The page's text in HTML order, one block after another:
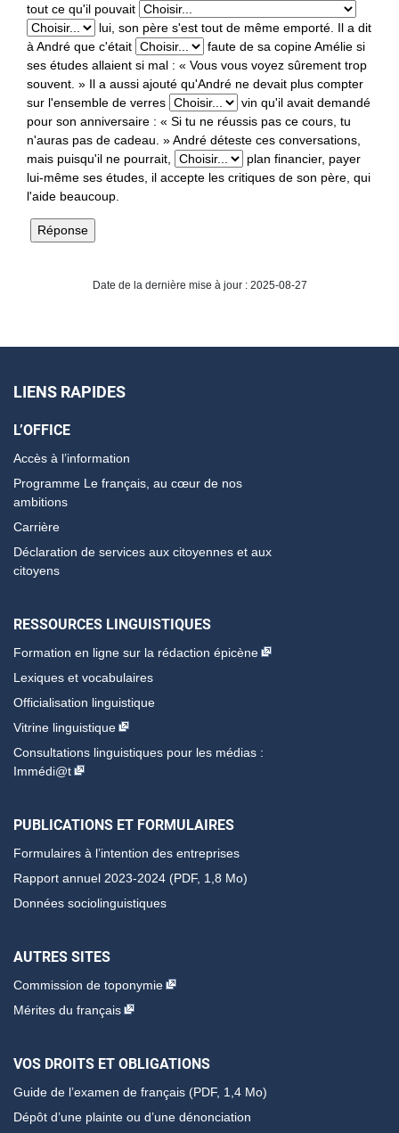
tout ce qu'il pouvait
lui, son père s'est tout de même emporté. Il a dit
à André que c'était
faute de sa copine Amélie si
ses études allaient si mal : « Vous vous voyez sûrement trop
souvent. » Il a aussi ajouté qu'André ne devait plus compter
sur l'ensemble de verres
vin qu'il avait demandé
pour son anniversaire : « Si tu ne réussis pas ce cours, tu
n'auras pas de cadeau. » André déteste ces conversations,
mais puisqu'il ne pourrait,
plan financier, payer
lui-même ses études, il accepte les critiques de son père, qui
l'aide beaucoup.
Date de la dernière mise à jour : 2025-08-27
LIENS RAPIDES
L’OFFICE
Accès à l’information
Programme Le français, au cœur de nos
ambitions
Carrière
Déclaration de services aux citoyennes et aux
citoyens
RESSOURCES LINGUISTIQUES
Formation en ligne sur la rédaction épicène
Lexiques et vocabulaires
Officialisation linguistique
Vitrine linguistique
Consultations linguistiques pour les médias :
Immédi@t
PUBLICATIONS ET FORMULAIRES
Formulaires à l’intention des entreprises
Rapport annuel 2023-2024 (PDF, 1,8 Mo)
Données sociolinguistiques
AUTRES SITES
Commission de toponymie
Mérites du français
VOS DROITS ET OBLIGATIONS
Guide de l’examen de français (PDF, 1,4 Mo)
Dépôt d’une plainte ou d’une dénonciation